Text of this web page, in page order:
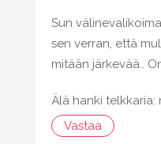
Sun
sen verran, että
mitään järkevää..
Älä hanki telkkaria:
Vastaa